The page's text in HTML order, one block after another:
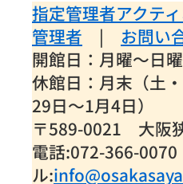
指定管理者アクテ
管理者 | お問い
開館日：月曜～日
休館日：月末（土
29日～1月4日）
〒589-0021 大阪
電話:072-366-
ル: